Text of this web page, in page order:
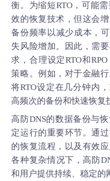
衡。为缩短RTO，可能
效的恢复技术，但这会
备份频率以减少成本，
失风险增加。因此，需
求，合理设定RTO和
策略。例如，对于金融
将RTO设定在几分钟内
高频次的备份和快速恢复
高防DNS的数据备份与
定运行的重要环节。通
的恢复流程，以及有效
各种复杂情况下，高防
和用户提供持续、稳定的